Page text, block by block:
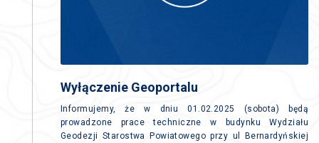
Wyłączenie Geoportalu
Informujemy, że w dniu 01.02.2025 (sobota) będą
prowadzone prace techniczne w budynku Wydziału
Geodezji Starostwa Powiatowego przy ul Bernardyńskiej